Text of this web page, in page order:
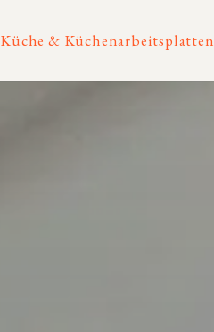
Küche & Küchenarbeitsplatten